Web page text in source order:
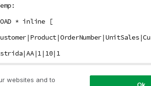
* inline [
websites and to